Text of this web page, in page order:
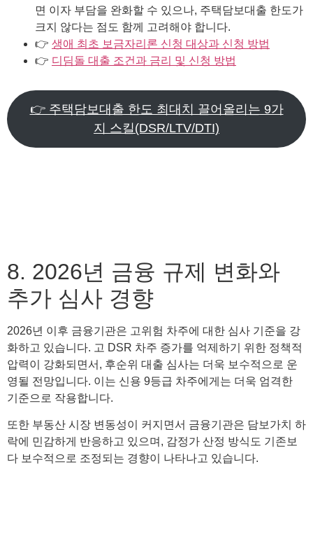
면 이자 부담을 완화할 수 있으나, 주택담보대출 한도가
크지 않다는 점도 함께 고려해야 합니다.
👉 생애 최초 보금자리론 신청 대상과 신청 방법
👉 디딤돌 대출 조건과 금리 및 신청 방법
👉 주택담보대출 한도 최대치 끌어올리는 9가
지 스킬(DSR/LTV/DTI)
8. 2026년 금융 규제 변화와
추가 심사 경향
2026년 이후 금융기관은 고위험 차주에 대한 심사 기준을 강
화하고 있습니다. 고 DSR 차주 증가를 억제하기 위한 정책적
압력이 강화되면서, 후순위 대출 심사는 더욱 보수적으로 운
영될 전망입니다. 이는 신용 9등급 차주에게는 더욱 엄격한
기준으로 작용합니다.
또한 부동산 시장 변동성이 커지면서 금융기관은 담보가치 하
락에 민감하게 반응하고 있으며, 감정가 산정 방식도 기존보
다 보수적으로 조정되는 경향이 나타나고 있습니다.